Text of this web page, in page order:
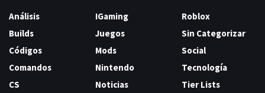
Análisis
Builds
Códigos
Comandos
CS
IGaming
Juegos
Mods
Nintendo
Noticias
Roblox
Sin Categorizar
Social
Tecnología
Tier Lists